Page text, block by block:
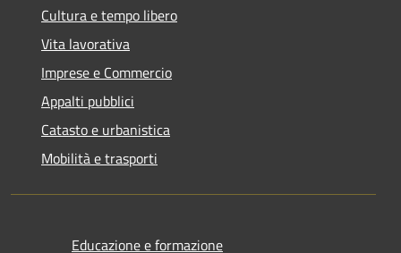
Cultura e tempo libero
Vita lavorativa
Imprese e Commercio
Appalti pubblici
Catasto e urbanistica
Mobilità e trasporti
Educazione e formazione